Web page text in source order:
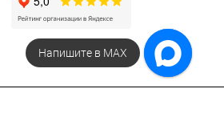
Напишите в МАХ